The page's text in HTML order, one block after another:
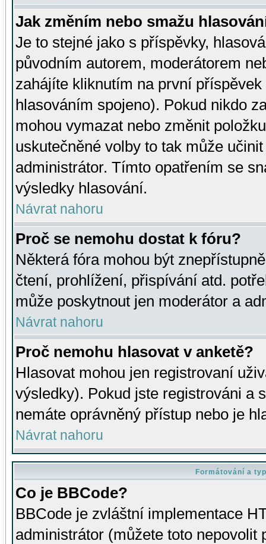
Jak změním nebo smažu
Je to stejné jako s příspěvky,
původním autorem, moderátorem
zahájíte kliknutím na první
hlasováním spojeno). Pokud nikdo
mohou vymazat nebo změnit
uskutečněné volby to tak může
administrátor. Tímto opatřením se
výsledky hlasování.
Návrat nahoru
Proč se nemohu dostat k fóru?
Některá fóra mohou být
čtení, prohlížení, přispívání atd.
může poskytnout jen moderátor a
Návrat nahoru
Proč nemohu hlasovat v anketě?
Hlasovat mohou jen registrovaní
výsledky). Pokud jste registrováni a
nemáte oprávněný přístup nebo je
Návrat nahoru
Formátování a
Co je BBCode?
BBCode je zvláštní implementace
administrátor (můžete toto